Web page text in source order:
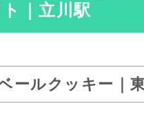
｜立川駅
ールクッキー｜